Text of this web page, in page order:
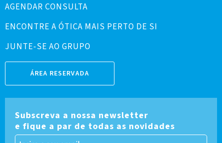
AGENDAR CONSULTA
ENCONTRE A ÓTICA MAIS PERTO DE SI
JUNTE-SE AO GRUPO
ÁREA RESERVADA
Subscreva a nossa newsletter
e fique a par de todas as novidades